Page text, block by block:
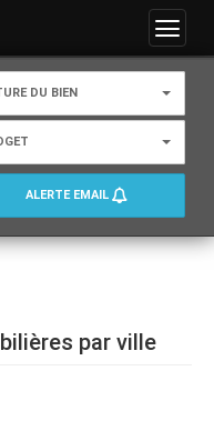
Menu
DU BIEN
ALERTE EMAIL
par ville